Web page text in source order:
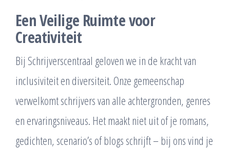
Een Veilige Ruimte voor
Creativiteit
Bij Schrijverscentraal geloven we in de kracht van
inclusiviteit en diversiteit. Onze gemeenschap
verwelkomt schrijvers van alle achtergronden, genres
en ervaringsniveaus. Het maakt niet uit of je romans,
gedichten, scenario’s of blogs schrijft – bij ons vind je